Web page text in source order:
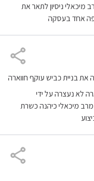
מיכאלי ניסיון לתאר את
אחד בעסקה
בניית כביש עוקף חווארה
לא נעצרה על ידי
מיכאלי כיהנה כשרת